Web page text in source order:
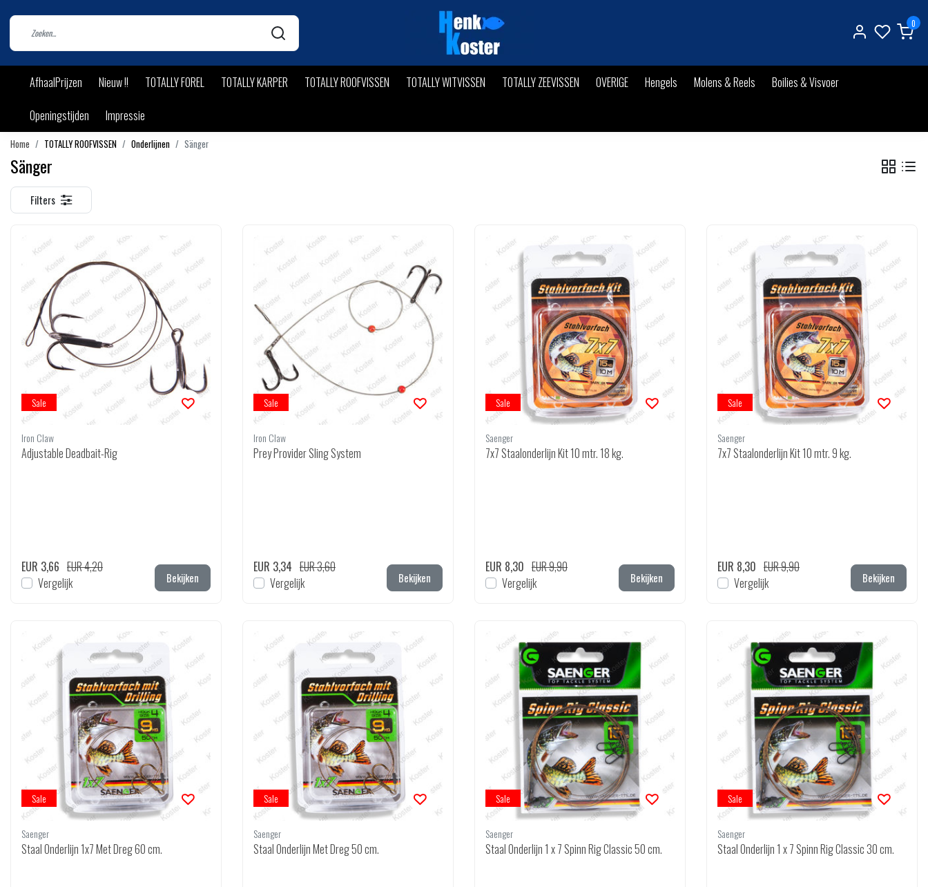
0
AfhaalPrijzen Nieuw !! TOTALLY FOREL TOTALLY KARPER TOTALLY ROOFVISSEN TOTALLY WITVISSEN TOTALLY ZEEVISSEN OVERIGE Hengels Molens & Reels
Boilies & Visvoer
Openingstijden
Impressie
Home TOTALLY ROOFVISSEN Onderlijnen Sänger
Sänger
Filters
Sale
Iron Claw
Adjustable Deadbait-Rig
EUR 3,66 EUR 4,20
Vergelijk
Bekijken
Sale
Iron Claw
Prey Provider Sling System
EUR 3,34 EUR 3,60
Vergelijk
Bekijken
Sale
Saenger
7x7 Staalonderlijn Kit 10 mtr. 18 kg.
EUR 8,30 EUR 9,90
Vergelijk
Bekijken
Sale
Saenger
7x7 Staalonderlijn Kit 10 mtr. 9 kg.
EUR 8,30 EUR 9,90
Vergelijk
Bekijken
Sale
Saenger
Staal Onderlijn 1x7 Met Dreg 60 cm.
Sale
Saenger
Staal Onderlijn Met Dreg 50 cm.
Sale
Saenger
Staal Onderlijn 1 x 7 Spinn Rig Classic 50 cm.
Sale
Saenger
Staal Onderlijn 1 x 7 Spinn Rig Classic 30 cm.